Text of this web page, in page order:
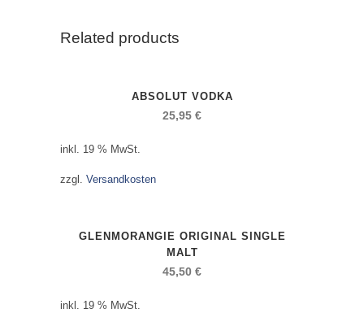
Related products
ABSOLUT VODKA
25,95 €
inkl. 19 % MwSt.
zzgl. Versandkosten
GLENMORANGIE ORIGINAL SINGLE
MALT
45,50 €
inkl. 19 % MwSt.